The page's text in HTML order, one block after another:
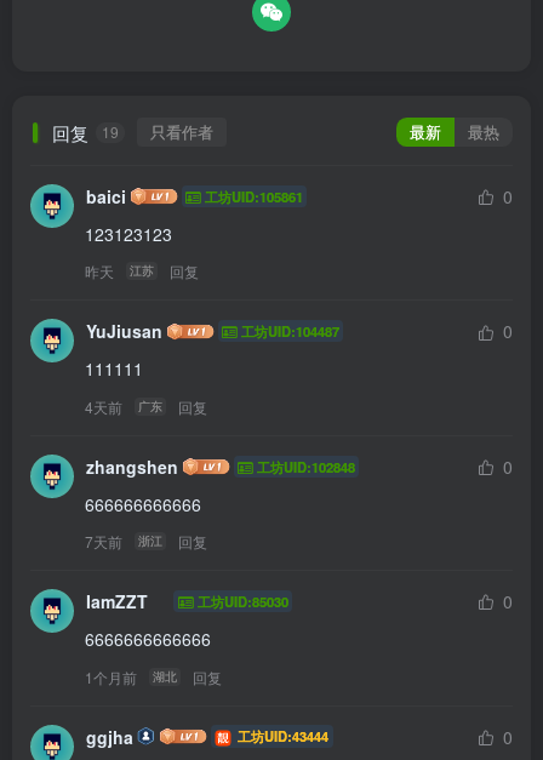
回复 19 只看作者 最新 最热
baici 工坊UID:105861
0
123123123
昨天 江苏 回复
YuJiusan 工坊UID:104487
0
111111
4天前 广东 回复
zhangshen 工坊UID:102848
0
666666666666
7天前 浙江 回复
IamZZT 工坊UID:85030
0
6666666666666
1个月前 湖北 回复
ggjha 工坊UID:43444
0